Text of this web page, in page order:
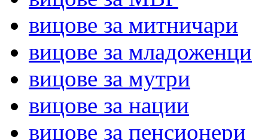
вицове за митничари
вицове за младоженци
вицове за мутри
вицове за нации
вицове за пенсионери